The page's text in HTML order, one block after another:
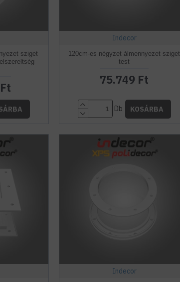
sziget
Indecor
120cm-es négyzet álmennyezet sziget
test
75.749 Ft
Db KOSÁRBA
Indecor